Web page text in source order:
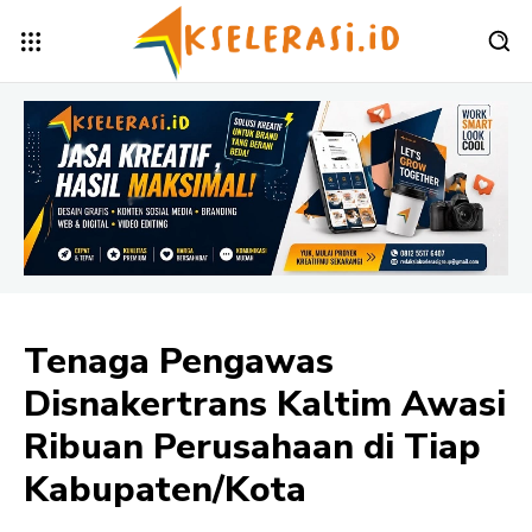
Tenaga Pengawas
Disnakertrans Kaltim Awasi
Ribuan Perusahaan di Tiap
Kabupaten/Kota